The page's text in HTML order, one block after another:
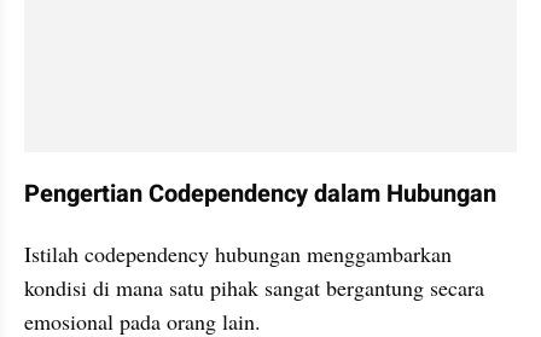
Pengertian Codependency dalam Hubungan
Istilah codependency hubungan menggambarkan
kondisi di mana satu pihak sangat bergantung secara
emosional pada orang lain.